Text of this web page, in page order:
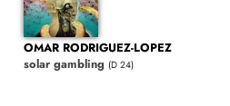
OMAR RODRIGUEZ-LOPEZ
solar gambling (D 24)